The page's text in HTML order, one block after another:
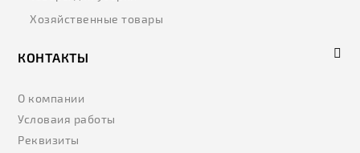
Хозяйственные товары
КОНТАКТЫ
О компании
Условаия работы
Реквизиты